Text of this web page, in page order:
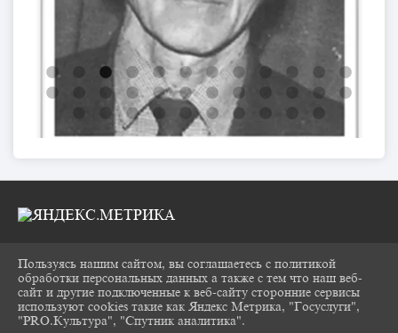
2026 Г. CHUKOVKA17.RU
ВХОД
КАРТА САЙТА
ПОЛИТИКА ОБРАБОТКИ ПЕРСОНАЛЬНЫХ
Пользуясь нашим сайтом, вы соглашаетесь с политикой
обработки персональных данных а также с тем что наш веб-
сайт и другие подключенные к веб-сайту сторонние сервисы
используют cookies такие как Яндекс Метрика, "Госуслуги",
"PRO.Культура", "Спутник аналитика".